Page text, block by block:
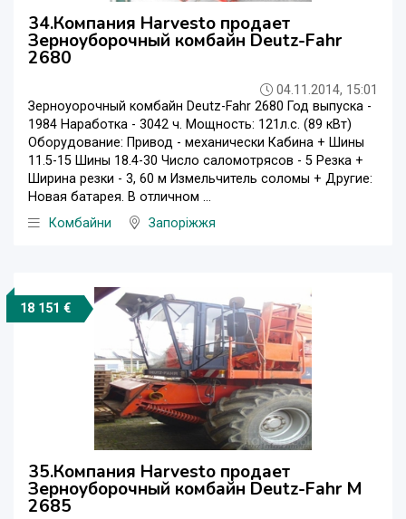
34.Компания Harvesto продает
Зерноуборочный комбайн Deutz-Fahr
2680
04.11.2014, 15:01
Зерноуорочный комбайн Deutz-Fahr 2680 Год выпуска -
1984 Наработка - 3042 ч. Мощность: 121л.с. (89 кВт)
Оборудование: Привод - механически Кабина + Шины
11.5-15 Шины 18.4-30 Число саломотрясов - 5 Резка +
Ширина резки - 3, 60 м Измельчитель соломы + Другие:
Новая батарея. В отличном ...
Комбайни
Запоріжжя
18 151 €
35.Компания Harvesto продает
Зерноуборочный комбайн Deutz-Fahr M
2685